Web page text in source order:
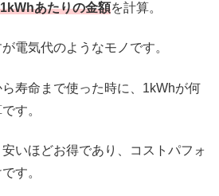
あたりの金額を計算。
電気代のようなモノです。
寿命まで使った時に、1kWhが何
す。
いほどお得であり、コストパフォ
す。